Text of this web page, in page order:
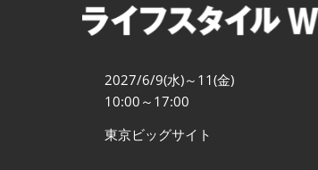
2027/6/9(水)～11(金)
10:00～17:00
東京ビッグサイト